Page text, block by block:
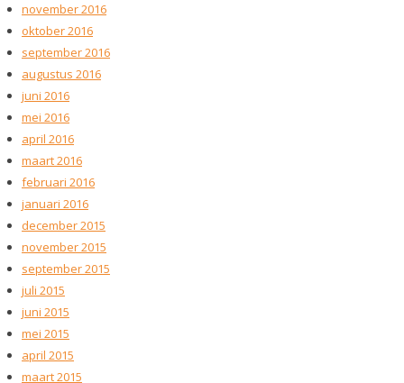
november 2016
oktober 2016
september 2016
augustus 2016
juni 2016
mei 2016
april 2016
maart 2016
februari 2016
januari 2016
december 2015
november 2015
september 2015
juli 2015
juni 2015
mei 2015
april 2015
maart 2015